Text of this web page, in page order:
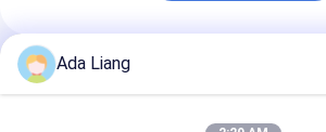
المنتجات الموصى بها
Ada Liang